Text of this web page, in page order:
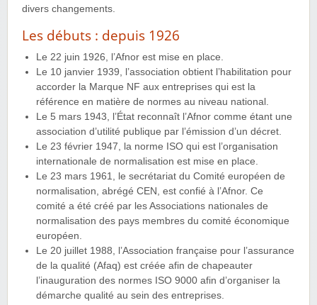
divers changements.
Les débuts : depuis 1926
Le 22 juin 1926, l’Afnor est mise en place.
Le 10 janvier 1939, l’association obtient l’habilitation pour
accorder la Marque NF aux entreprises qui est la
référence en matière de normes au niveau national.
Le 5 mars 1943, l’État reconnaît l’Afnor comme étant une
association d’utilité publique par l’émission d’un décret.
Le 23 février 1947, la norme ISO qui est l’organisation
internationale de normalisation est mise en place.
Le 23 mars 1961, le secrétariat du Comité européen de
normalisation, abrégé CEN, est confié à l’Afnor. Ce
comité a été créé par les Associations nationales de
normalisation des pays membres du comité économique
européen.
Le 20 juillet 1988, l’Association française pour l’assurance
de la qualité (Afaq) est créée afin de chapeauter
l’inauguration des normes ISO 9000 afin d’organiser la
démarche qualité au sein des entreprises.